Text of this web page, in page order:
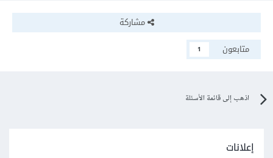
مشاركة
متابعون
1
اذهب إلى قائمة الأسئلة
إعلانات